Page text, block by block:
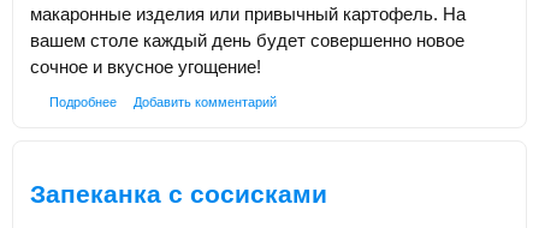
макаронные изделия или привычный картофель. На
вашем столе каждый день будет совершенно новое
сочное и вкусное угощение!
Подробнее Добавить комментарий
Запеканка с сосисками